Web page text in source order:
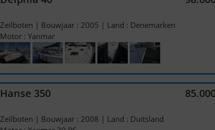
Zeilboten | Bouwjaar : 2005 | Land : Denemarken
Motor : Yanmar
Hanse 350
Zeilboten | Bouwjaar : 2008 | Land : Duitsland